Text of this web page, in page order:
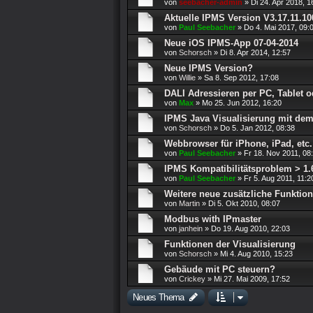
von seebacher-admin » Di 24. Apr 2018,
Aktuelle IPMS Version
von Paul Seebacher » Do 4. Mai 2017,
Neue iOS IPMS-App 07-04-2014
von Schorsch » Di 8. Apr 2014, 12:57
Neue IPMS Version?
von Willie » Sa 8. Sep 2012, 17:08
DALI Adressieren per PC, Tablet
von Max » Mo 25. Jun 2012, 16:20
IPMS Java Visualisierung mit
von Schorsch » Do 5. Jan 2012, 08:38
Webbrowser für iPhone, iPad, etc.
von Paul Seebacher » Fr 18. Nov 2011,
IPMS Kompatibilitätsproblem >
von Paul Seebacher » Fr 5. Aug 2011,
Weitere neue zusätzliche
von Martin » Di 5. Okt 2010, 08:07
Modbus with IPmaster
von janhein » Do 19. Aug 2010, 22:03
Funktionen der Visualisierung
von Schorsch » Mi 4. Aug 2010, 15:23
Gebäude mit PC steuern?
von Crickey » Mi 27. Mai 2009, 17:52
Neues Thema